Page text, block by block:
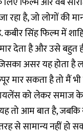
रहा है, जो लोगों की
कबीर सिंह फिल्म में
मार देता है और उसे
असर यह होता
मार सकता है तो मैं
को लेकर समाज
तो आम बात है,
से सामान्य नहीं हो